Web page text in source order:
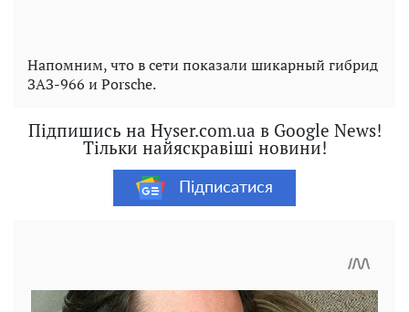
Напомним, что в сети показали шикарный гибрид
ЗАЗ-966 и Porsche.
Підпишись на Hyser.com.ua в Google News!
Тільки найяскравіші новини!
Підписатися